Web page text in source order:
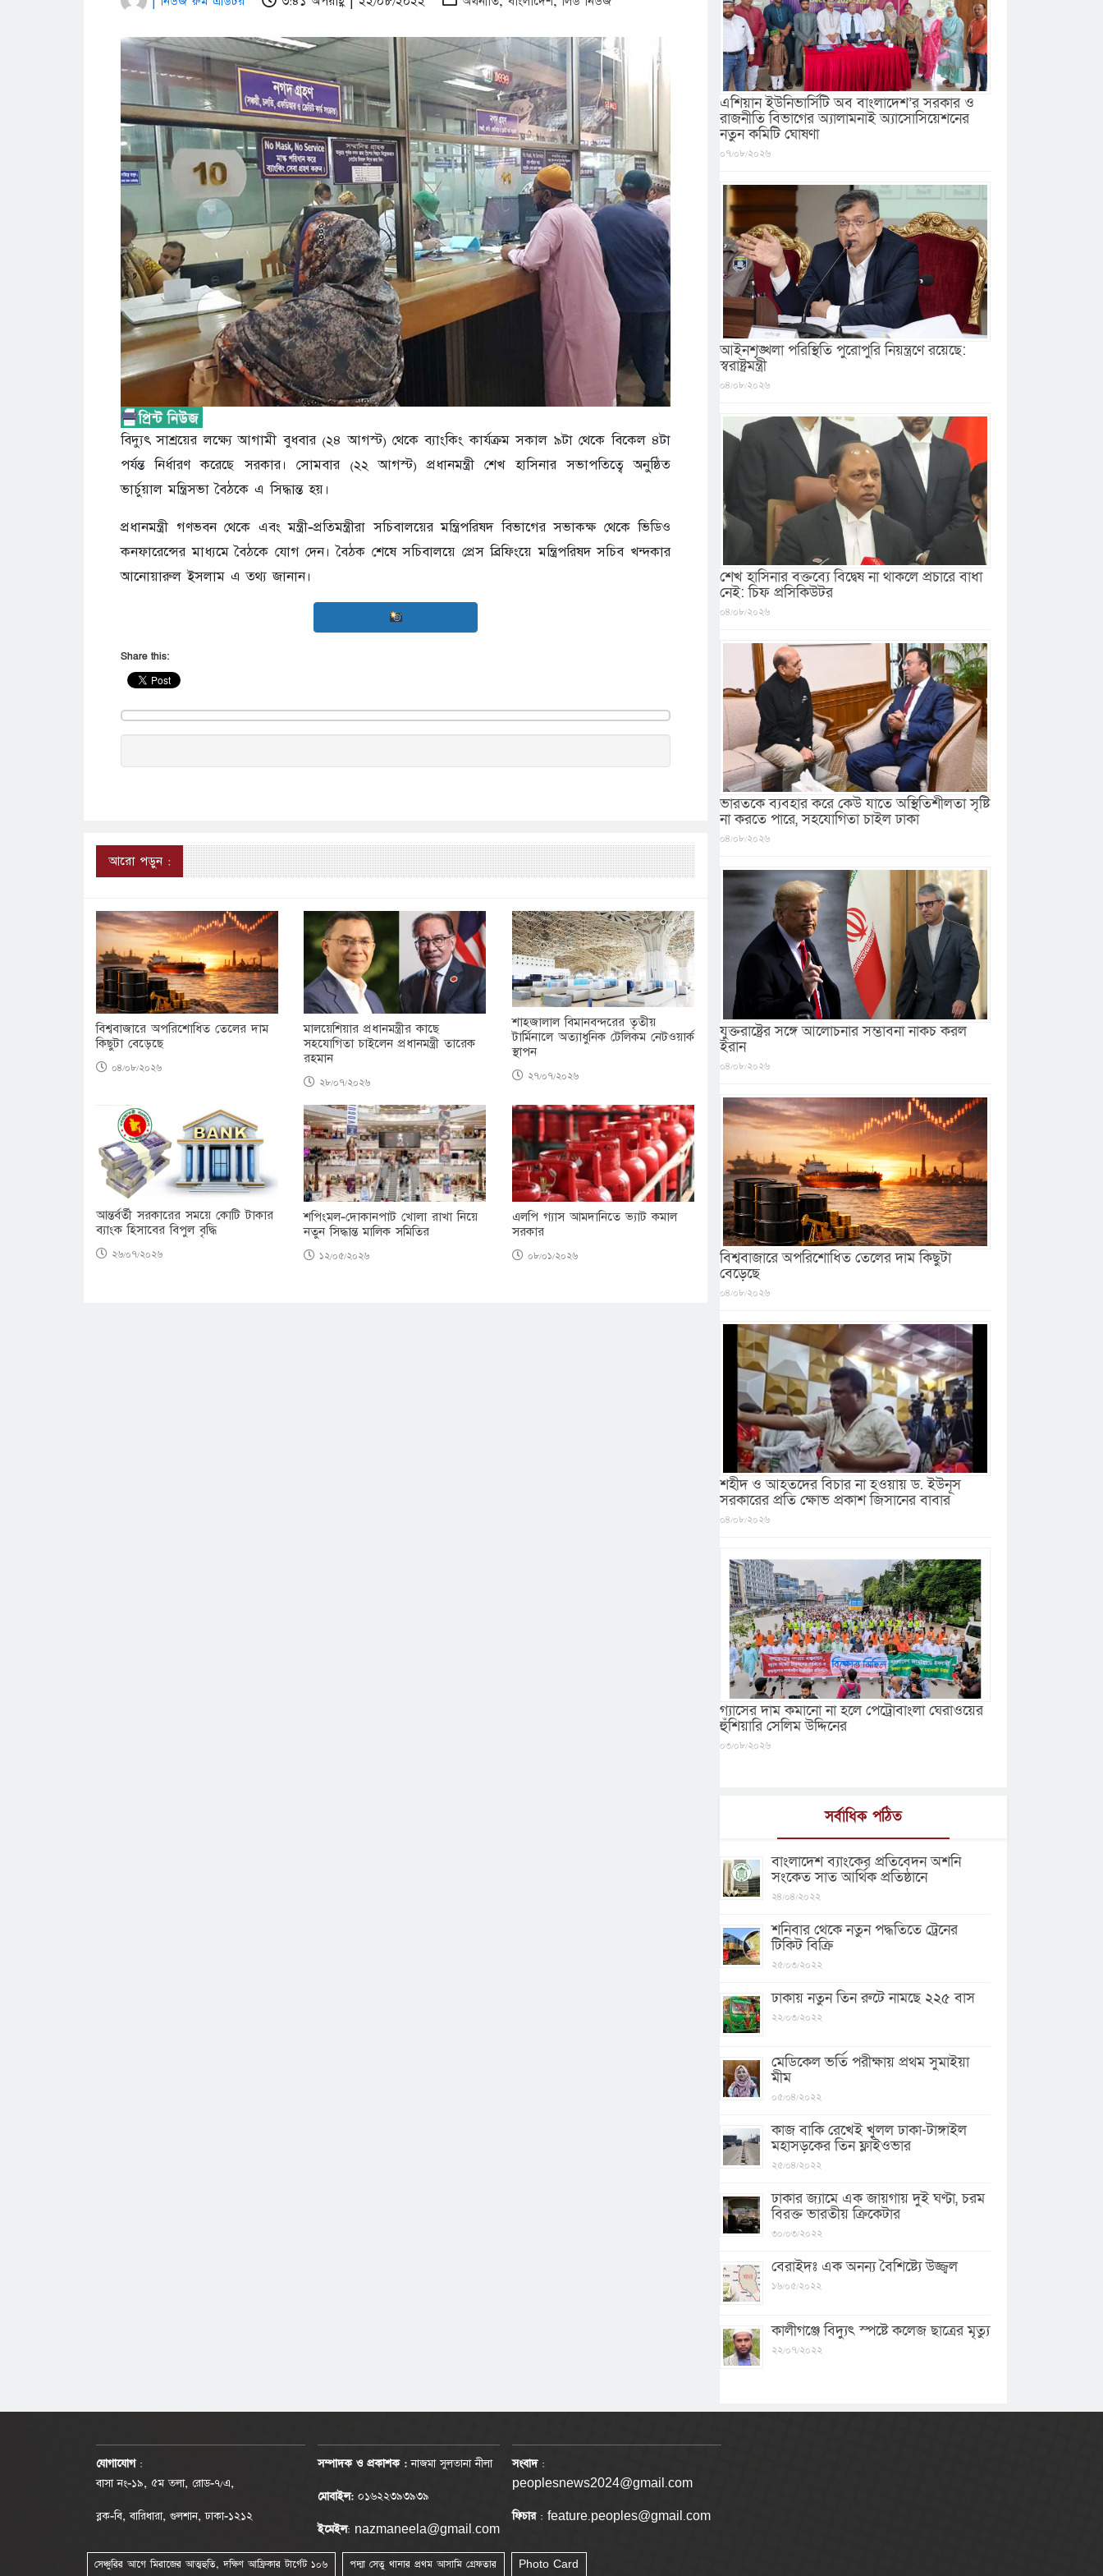
বিদ্যুৎ সাশ্রয়ের লক্ষ্যে আগামী বুধবার (২৪ আগস্ট) থেকে ব্যাংকিং কার্যক্রম সকাল ৯টা থেকে বিকেল ৪টা
পর্যন্ত নির্ধারণ করেছে সরকার। সোমবার (২২ আগস্ট) প্রধানমন্ত্রী শেখ হাসিনার সভাপতিত্বে অনুষ্ঠিত
ভার্চুয়াল মন্ত্রিসভা বৈঠকে এ সিদ্ধান্ত হয়।
প্রধানমন্ত্রী গণভবন থেকে এবং মন্ত্রী-প্রতিমন্ত্রীরা সচিবালয়ের মন্ত্রিপরিষদ বিভাগের সভাকক্ষ থেকে ভিডিও
কনফারেন্সের মাধ্যমে বৈঠকে যোগ দেন। বৈঠক শেষে সচিবালয়ে প্রেস ব্রিফিংয়ে মন্ত্রিপরিষদ সচিব খন্দকার
আনোয়ারুল ইসলাম এ তথ্য জানান।
Share this:
আরো পড়ুন :
বিশ্ববাজারে অপরিশোধিত তেলের দাম
কিছুটা বেড়েছে
০৪/০৮/২০২৬
মালয়েশিয়ার প্রধানমন্ত্রীর কাছে
সহযোগিতা চাইলেন প্রধানমন্ত্রী তারেক
রহমান
২৮/০৭/২০২৬
শাহজালাল বিমানবন্দরের তৃতীয়
টার্মিনালে অত্যাধুনিক টেলিকম নেটওয়ার্ক
স্থাপন
২৭/০৭/২০২৬
আন্তর্বর্তী সরকারের সময়ে কোটি টাকার
ব্যাংক হিসাবের বিপুল বৃদ্ধি
২৬/০৭/২০২৬
শপিংমল-দোকানপাট খোলা রাখা নিয়ে
নতুন সিদ্ধান্ত মালিক সমিতির
১২/০৫/২০২৬
এলপি গ্যাস আমদানিতে ভ্যাট কমাল
সরকার
০৮/০১/২০২৬
এশিয়ান ইউনিভার্সিটি অব বাংলাদেশ’র সরকার ও
রাজনীতি বিভাগের অ্যালামনাই অ্যাসোসিয়েশনের
নতুন কমিটি ঘোষণা
০৭/০৮/২০২৬
আইনশৃঙ্খলা পরিস্থিতি পুরোপুরি নিয়ন্ত্রণে রয়েছে:
স্বরাষ্ট্রমন্ত্রী
০৪/০৮/২০২৬
শেখ হাসিনার বক্তব্যে বিদ্বেষ না থাকলে প্রচারে বাধা
নেই: চিফ প্রসিকিউটর
০৪/০৮/২০২৬
ভারতকে ব্যবহার করে কেউ যাতে অস্থিতিশীলতা সৃষ্টি
না করতে পারে, সহযোগিতা চাইল ঢাকা
০৪/০৮/২০২৬
যুক্তরাষ্ট্রের সঙ্গে আলোচনার সম্ভাবনা নাকচ করল
ইরান
০৪/০৮/২০২৬
বিশ্ববাজারে অপরিশোধিত তেলের দাম কিছুটা
বেড়েছে
০৪/০৮/২০২৬
শহীদ ও আহতদের বিচার না হওয়ায় ড. ইউনূস
সরকারের প্রতি ক্ষোভ প্রকাশ জিসানের বাবার
০৪/০৮/২০২৬
গ্যাসের দাম কমানো না হলে পেট্রোবাংলা ঘেরাওয়ের
হুঁশিয়ারি সেলিম উদ্দিনের
০৩/০৮/২০২৬
সর্বাধিক পঠিত
বাংলাদেশ ব্যাংকের প্রতিবেদন অশনি
সংকেত সাত আর্থিক প্রতিষ্ঠানে
২৪/০৪/২০২২
শনিবার থেকে নতুন পদ্ধতিতে ট্রেনের
টিকিট বিক্রি
২৫/০৩/২০২২
ঢাকায় নতুন তিন রুটে নামছে ২২৫ বাস
২২/০৩/২০২২
মেডিকেল ভর্তি পরীক্ষায় প্রথম সুমাইয়া
মীম
০৫/০৪/২০২২
কাজ বাকি রেখেই খুলল ঢাকা-টাঙ্গাইল
মহাসড়কের তিন ফ্লাইওভার
২৫/০৪/২০২২
ঢাকার জ্যামে এক জায়গায় দুই ঘণ্টা, চরম
বিরক্ত ভারতীয় ক্রিকেটার
৩০/০৩/২০২২
বেরাইদঃ এক অনন্য বৈশিষ্ট্যে উজ্জ্বল
১৬/০৫/২০২২
কালীগঞ্জে বিদ্যুৎ স্পষ্টে কলেজ ছাত্রের মৃত্যু
২২/০৭/২০২২
যোগাযোগ :
বাসা নং-১৯, ৫ম তলা, রোড-৭/এ,
ব্লক-বি, বারিধারা, গুলশান, ঢাকা-১২১২
সম্পাদক ও প্রকাশক :নাজমা সুলতানা নীলা
মোবাইল: ০১৬২২৩৯৩৯৩৯
ইমেইল: nazmaneela@gmail.com
সংবাদ:
peoplesnews2024@gmail.com
ফিচার: feature.peoples@gmail.com
Photo Card
পদ্মা সেতু থানার প্রথম আসামি গ্রেফতার
সেঞ্চুরির আগে মিরাজের আত্মহুতি, দক্ষিণ আফ্রিকার টার্গেট ১০৬